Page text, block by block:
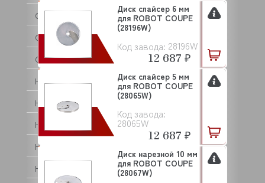
GMP
GPSTEEL
GRILL MASTER
HAIER
HALLDE
HAMILTON BEACH
HELIA SMOKER
HENDI
Код завода: 28196W
Диск cлайсер 6 мм
для ROBOT COUPE
(28196W)
12 687 ₽
Код завода:
28065W
Диск слайсер 5 мм
для ROBOT COUPE
(28065W)
12 687 ₽
Диск нарезной 10 мм
для ROBOT COUPE
(28067W)